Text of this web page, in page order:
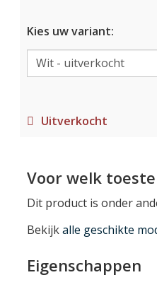
Kies uw variant:
Uitverkocht
Voor welk
Dit product is onder
Bekijkalle geschikte
Eigenschappen